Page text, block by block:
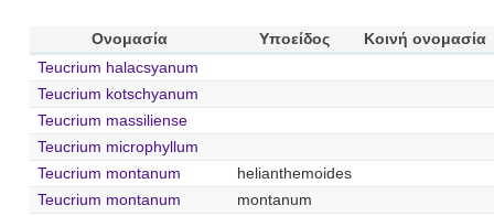
Ονομασία Υποείδος
Κοινή ονομασία
Teucrium halacsyanum
Teucrium kotschyanum
Teucrium massiliense
Teucrium microphyllum
Teucrium montanum
helianthemoides
Teucrium montanum
montanum